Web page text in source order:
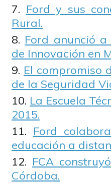
Ford y sus
Rural.
Ford anunció
de Innovación en
El compromiso
de la Seguridad
La Escuela
2015.
Ford
educación a
FCA
Córdoba.